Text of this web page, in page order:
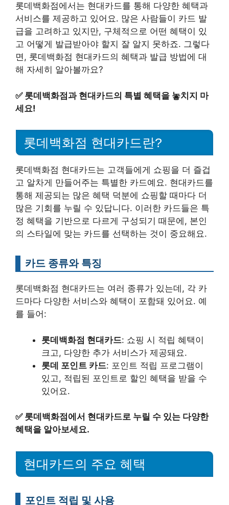
롯데백화점에서는 현대카드를 통해 다양한 혜택과
서비스를 제공하고 있어요. 많은 사람들이 카드 발
급을 고려하고 있지만, 구체적으로 어떤 혜택이 있
고 어떻게 발급받아야 할지 잘 알지 못하죠. 그렇다
면, 롯데백화점 현대카드의 혜택과 발급 방법에 대
해 자세히 알아볼까요?
✅ 롯데백화점과 현대카드의 특별 혜택을 놓치지 마
세요!
롯데백화점 현대카드란?
롯데백화점 현대카드는 고객들에게 쇼핑을 더 즐겁
고 알차게 만들어주는 특별한 카드예요. 현대카드를
통해 제공되는 많은 혜택 덕분에 쇼핑할 때마다 더
많은 기회를 누릴 수 있답니다. 이러한 카드들은 특
정 혜택을 기반으로 다르게 구성되기 때문에, 본인
의 스타일에 맞는 카드를 선택하는 것이 중요해요.
카드 종류와 특징
롯데백화점 현대카드는 여러 종류가 있는데, 각 카
드마다 다양한 서비스와 혜택이 포함돼 있어요. 예
를 들어:
롯데백화점 현대카드: 쇼핑 시 적립 혜택이
크고, 다양한 추가 서비스가 제공돼요.
롯데 포인트 카드: 포인트 적립 프로그램이
있고, 적립된 포인트로 할인 혜택을 받을 수
있어요.
✅ 롯데백화점에서 현대카드로 누릴 수 있는 다양한
혜택을 알아보세요.
현대카드의 주요 혜택
포인트 적립 및 사용